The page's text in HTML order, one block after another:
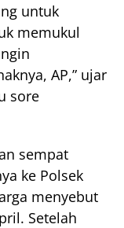
untuk
memukul
AP,” ujar
sore
sempat
ke Polsek
menyebut
Setelah